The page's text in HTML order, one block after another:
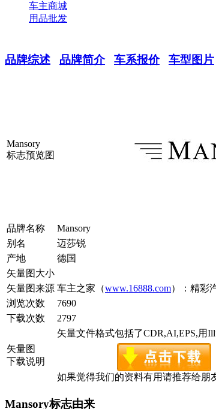
车主商城
用品批发
品牌综述 品牌简介 车系报价 车型图片
Mansory
标志预览图
品牌名称
Mansory
别名
迈莎锐
产地
德国
矢量图大小
矢量图来源 车主之家（www.16888.com）：精彩
浏览次数
7690
下载次数
2797
矢量图
下载说明
矢量文件格式包括了CDR,AI,EPS,用
如果觉得我们的资料有用请推荐给朋
Mansory标志由来